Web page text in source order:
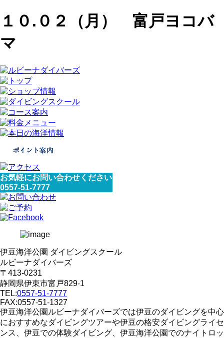
１０.０２（月） 富戸ヨコバ
マ
お気軽にお問い合わせください
0557-51-7777
伊豆海洋公園 ダイビングスクール
ルビーナダイバーズ
〒413-0231
静岡県伊東市富戸829-1
TEL:0557-51-7777
FAX:0557-51-1327
伊豆海洋公園ルビーナダイバーズでは伊豆のダイビングを中心
におすすめなダイビングツアーや伊豆の格安ダイビングライセ
ンス、伊豆での体験ダイビング、伊豆海洋公園でのナイトロッ